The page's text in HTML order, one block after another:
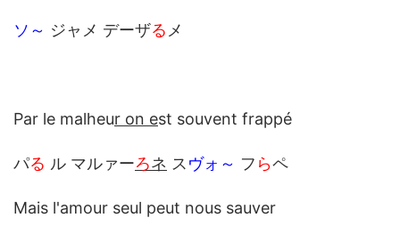
ソ～ ジャメ デーザるメ
Par le malheur on est souvent frappé
パる ル マルァーろネ スヴォ～ フ らペ
Mais l'amour seul peut nous sauver